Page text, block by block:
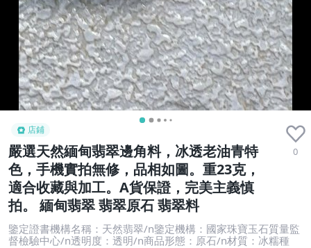
店鋪
嚴選天然緬甸翡翠邊角料，冰透老油青特
色，手機實拍無修，品相如圖。重23克，
適合收藏與加工。A貨保證，完美主義慎
拍。 緬甸翡翠 翡翠原石 翡翠料
0
鑒定證書機構名稱：天然翡翠/n鑒定機構：國家珠寶玉石質量監
督檢驗中心/n透明度：透明/n商品形態：原石/n材質：冰糯種